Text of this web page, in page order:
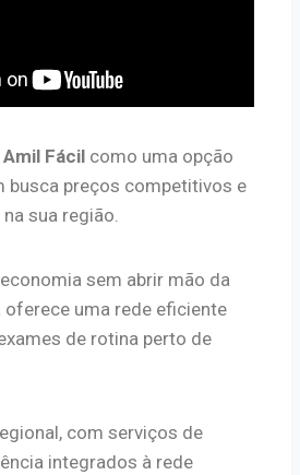
Fácil como uma opção
busca preços competitivos e
sua região.
sem abrir mão da
oferece uma rede eficiente
de rotina perto de
com serviços de
integrados à rede